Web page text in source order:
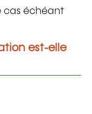
cas échéant
est-elle